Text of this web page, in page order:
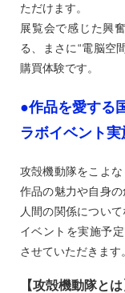
ただけます。
展覧会で感じた興
る、まさに“電脳空
購買体験です。
●作品を愛する
ラボイベント実
攻殻機動隊をこよな
作品の魅力や自身
人間の関係につい
イベントを実施予
させていただきます
【攻殻機動隊とは